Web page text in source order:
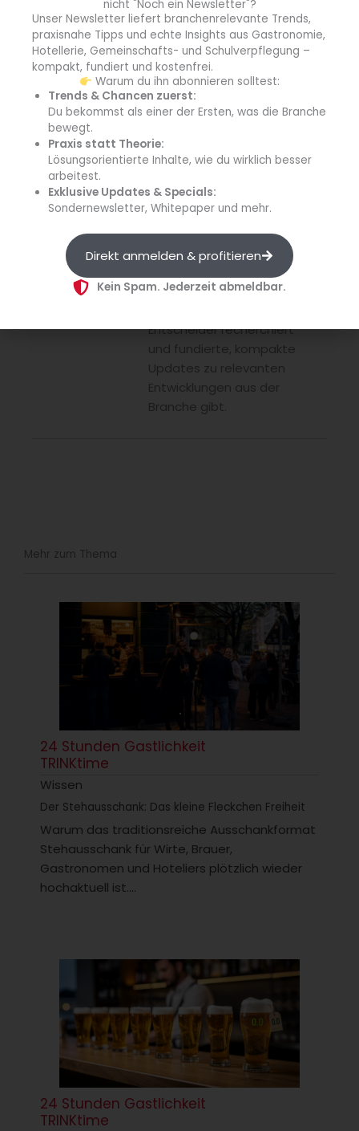
aktuelle Entwicklungen,
Trends und Themen aus
dem gesamten Außer-
Haus-Markt – von
Gastronomie und Hotellerie
über
Gemeinschaftsgastronomie
bis hin zu Catering und
kompakt, praxisnah und auf
den Punkt. Hinter den
Meldungen steht eine
erfahrene Fachredaktion mit
fundierter Branchenkenntnis,
welche täglich relevante
Entscheider recherchiert
und fundierte, kompakte
Updates zu relevanten
Entwicklungen aus der
Branche gibt.
Mehr zum Thema
24 Stunden Gastlichkeit
TRINKtime
Wissen
Der Stehausschank: Das kleine Fleckchen Freiheit
Warum das traditionsreiche Ausschankformat
Stehausschank für Wirte, Brauer,
Gastronomen und Hoteliers plötzlich wieder
hochaktuell ist....
24 Stunden Gastlichkeit
TRINKtime
nicht "Noch ein Newsletter"?
Unser Newsletter liefert branchenrelevante Trends,
praxisnahe Tipps und echte Insights aus Gastronomie,
Hotellerie, Gemeinschafts- und Schulverpflegung –
kompakt, fundiert und kostenfrei.
Warum du ihn abonnieren solltest:
Trends & Chancen zuerst:
Du bekommst als einer der Ersten, was die Branche
bewegt.
Praxis statt Theorie:
Lösungsorientierte Inhalte, wie du wirklich besser
arbeitest.
Exklusive Updates & Specials:
Sondernewsletter, Whitepaper und mehr.
Direkt anmelden & profitieren
Kein Spam. Jederzeit abmeldbar.